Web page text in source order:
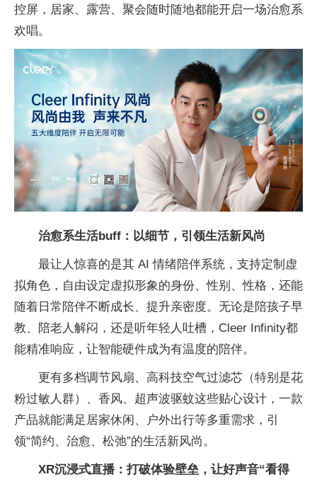
控屏，居家、露营、聚会随时随地都能开启一场治愈系
欢唱。
治愈系生活buff：以细节，引领生活新风尚
最让人惊喜的是其 AI 情绪陪伴系统，支持定制虚
拟角色，自由设定虚拟形象的身份、性别、性格，还能
随着日常陪伴不断成长、提升亲密度。无论是陪孩子早
教、陪老人解闷，还是听年轻人吐槽，Cleer Infinity都
能精准响应，让智能硬件成为有温度的陪伴。
更有多档调节风扇、高科技空气过滤芯（特别是花
粉过敏人群）、香风、超声波驱蚊这些贴心设计，一款
产品就能满足居家休闲、户外出行等多重需求，引
领“简约、治愈、松弛”的生活新风尚。
XR沉浸式直播：打破体验壁垒，让好声音“看得